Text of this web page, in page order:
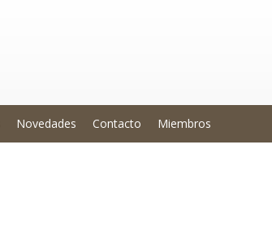
Novedades Contacto Miembros